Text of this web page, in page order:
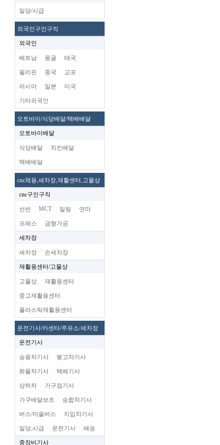
일당/시급
외국인구인구직
외국인
베트남 몽골 태국
필리핀 중국 교포
러시아 일본 미국
기타외국인
오토바이/식당배달/택배배달
오토바이배달
식당배달 치킨배달
택배배달
cnc체용,세차장,재활센터,고물상
cnc구인구직
선반 MCT 밀링 연마
프레스 금형가공
세차장
세차장 손세차장
재활용센터/고물상
고물상 재활용센터
중고재활용센터
플라스틱재활용센터
운전기사/카센타/주유소/세차장
운전기사
승용차기사 봉고차기사
화물차기사 택배기사
상하차 가구점기사
가구배달보조 승합차기사
버스/마을버스 지입차기사
일당,시급 운전기사 배송
중장비기사